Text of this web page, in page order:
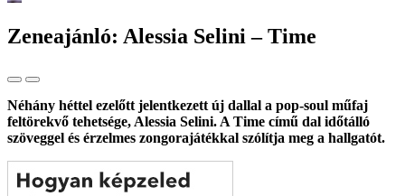
Zeneajánló: Alessia Selini – Time
Néhány héttel ezelőtt jelentkezett új dallal a pop-soul műfaj
feltörekvő tehetsége, Alessia Selini. A Time című dal időtálló
szöveggel és érzelmes zongorajátékkal szólítja meg a hallgatót.